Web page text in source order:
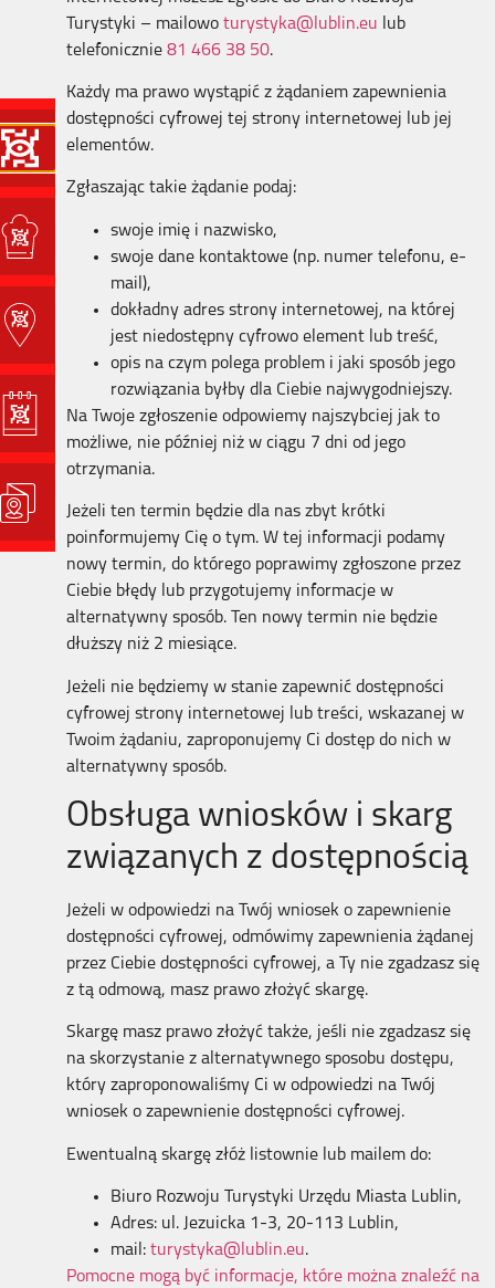
Turystyki – mailowo turystyka@lublin.eu lub
telefonicznie 81 466 38 50.
Każdy ma prawo wystąpić z żądaniem zapewnienia
dostępności cyfrowej tej strony internetowej lub jej
elementów.
Zgłaszając takie żądanie podaj:
swoje imię i nazwisko,
swoje dane kontaktowe (np. numer telefonu, e-
mail),
dokładny adres strony internetowej, na której
jest niedostępny cyfrowo element lub treść,
opis na czym polega problem i jaki sposób jego
rozwiązania byłby dla Ciebie najwygodniejszy.
Na Twoje zgłoszenie odpowiemy najszybciej jak to
możliwe, nie później niż w ciągu 7 dni od jego
otrzymania.
Jeżeli ten termin będzie dla nas zbyt krótki
poinformujemy Cię o tym. W tej informacji podamy
nowy termin, do którego poprawimy zgłoszone przez
Ciebie błędy lub przygotujemy informacje w
alternatywny sposób. Ten nowy termin nie będzie
dłuższy niż 2 miesiące.
Jeżeli nie będziemy w stanie zapewnić dostępności
cyfrowej strony internetowej lub treści, wskazanej w
Twoim żądaniu, zaproponujemy Ci dostęp do nich w
alternatywny sposób.
Obsługa wniosków i skarg
związanych z dostępnością
Jeżeli w odpowiedzi na Twój wniosek o zapewnienie
dostępności cyfrowej, odmówimy zapewnienia żądanej
przez Ciebie dostępności cyfrowej, a Ty nie zgadzasz się
z tą odmową, masz prawo złożyć skargę.
Skargę masz prawo złożyć także, jeśli nie zgadzasz się
na skorzystanie z alternatywnego sposobu dostępu,
który zaproponowaliśmy Ci w odpowiedzi na Twój
wniosek o zapewnienie dostępności cyfrowej.
Ewentualną skargę złóż listownie lub mailem do:
Biuro Rozwoju Turystyki Urzędu Miasta Lublin,
Adres: ul. Jezuicka 1-3, 20-113 Lublin,
mail: turystyka@lublin.eu.
Pomocne mogą być informacje, które można znaleźć na